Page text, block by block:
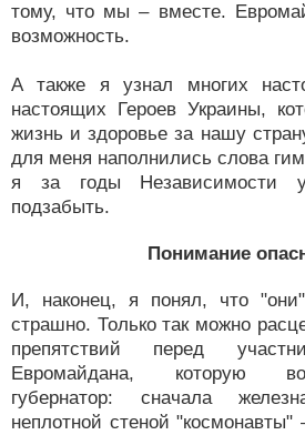
тому, что мы – вместе.
возможность.
А также я узнал многих
настоящих Героев Украины,
жизнь и здоровье за нашу
для меня наполнились слова
я за годы Независимости
подзабыть.
Понимание
И, наконец, я понял, что
страшно. Только так можно
препятствий перед
Евромайдана, которую
губернатор: сначала
неплотной стеной